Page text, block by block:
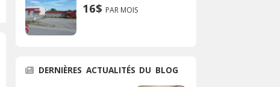
16$ PAR MOIS
DERNIÈRES ACTUALITÉS DU BLOG